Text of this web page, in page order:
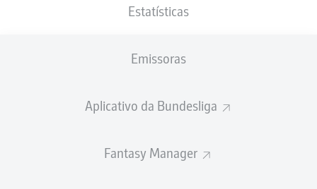
Estatísticas
Emissoras
Aplicativo da Bundesliga
Fantasy Manager